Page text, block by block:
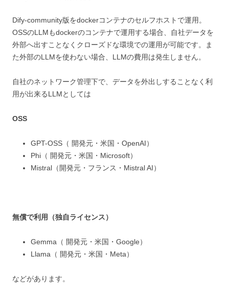
Dify-community版をdockerコンテナのセルフホストで運用。
OSSのLLMもdockerのコンテナで運用する場合、自社データを
外部へ出すことなくクローズドな環境での運用が可能です。ま
た外部のLLMを使わない場合、LLMの費用は発生しません。
自社のネットワーク管理下で、データを外出しすることなく利
用が出来るLLMとしては
OSS
GPT-OSS（ 開発元・米国・OpenAI）
Phi（ 開発元・米国・Microsoft）
Mistral（開発元・フランス・Mistral AI）
無償で利用（独自ライセンス）
Gemma（ 開発元・米国・Google）
Llama（ 開発元・米国・Meta）
などがあります。